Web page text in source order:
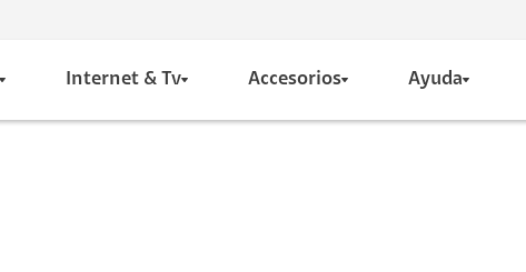
Internet & Tv Accesorios Ayuda